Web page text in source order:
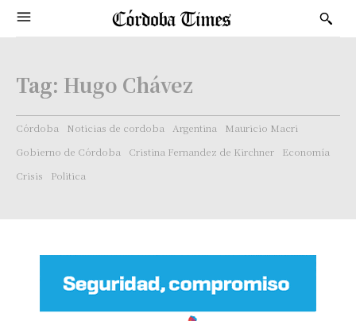
Tag: Hugo Chávez
Córdoba Noticias de cordoba Argentina
Mauricio Macri
Gobierno de Córdoba
Cristina Fernandez de Kirchner
Economía
Crisis
Politica